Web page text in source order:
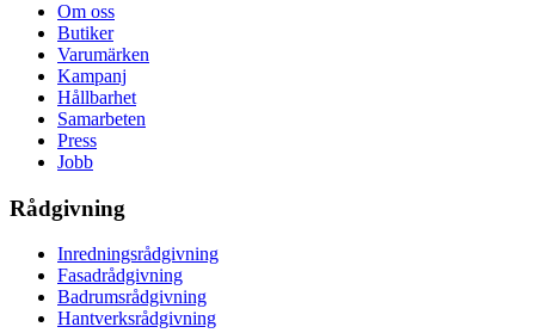
Om oss
Butiker
Varumärken
Kampanj
Hållbarhet
Samarbeten
Press
Jobb
Rådgivning
Inredningsrådgivning
Fasadrådgivning
Badrumsrådgivning
Hantverksrådgivning